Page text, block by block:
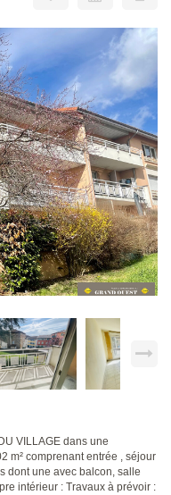
VILLAGE dans une
m² comprenant entrée , séjour
dont une avec balcon, salle
intérieur : Travaux à prévoir :